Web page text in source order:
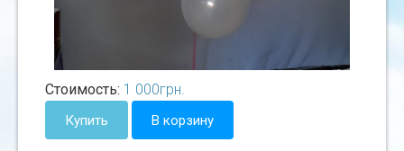
Стоимость: 1 000грн.
Купить В корзину